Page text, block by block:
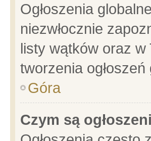
Ogłoszenia
niezwłocznie
listy wątków oraz
tworzenia
Góra
Czym są